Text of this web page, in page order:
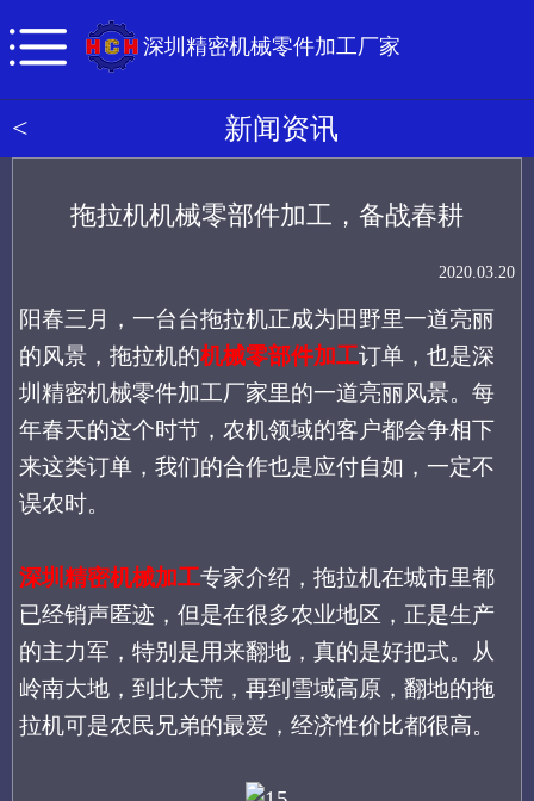
深圳精密机械零件加工厂家
< 新闻资讯
拖拉机机械零部件加工，备战春耕
2020.03.20
阳春三月，一台台拖拉机正成为田野里一道亮丽
的风景，拖拉机的机械零部件加工订单，也是深
圳精密机械零件加工厂家里的一道亮丽风景。每
年春天的这个时节，农机领域的客户都会争相下
来这类订单，我们的合作也是应付自如，一定不
误农时。
深圳精密机械加工专家介绍，拖拉机在城市里都
已经销声匿迹，但是在很多农业地区，正是生产
的主力军，特别是用来翻地，真的是好把式。从
岭南大地，到北大荒，再到雪域高原，翻地的拖
拉机可是农民兄弟的最爱，经济性价比都很高。